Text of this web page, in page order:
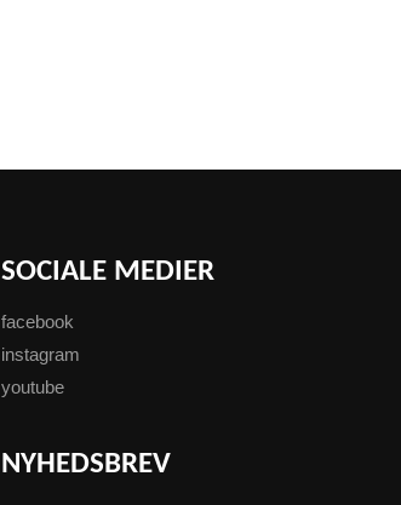
SOCIALE MEDIER
facebook
instagram
youtube
NYHEDSBREV